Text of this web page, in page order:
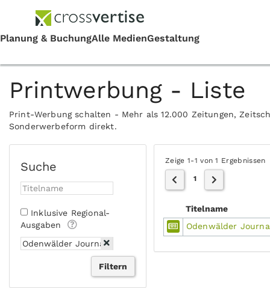
Printwerbung - Liste
Print-Werbung schalten - Mehr als 12.000 Zeitungen,
Sonderwerbeform direkt.
Suche
Inklusive Regional-
Ausgaben
Zeige 1-1 von 1 Ergebnissen
1
Titelname
Odenwälder